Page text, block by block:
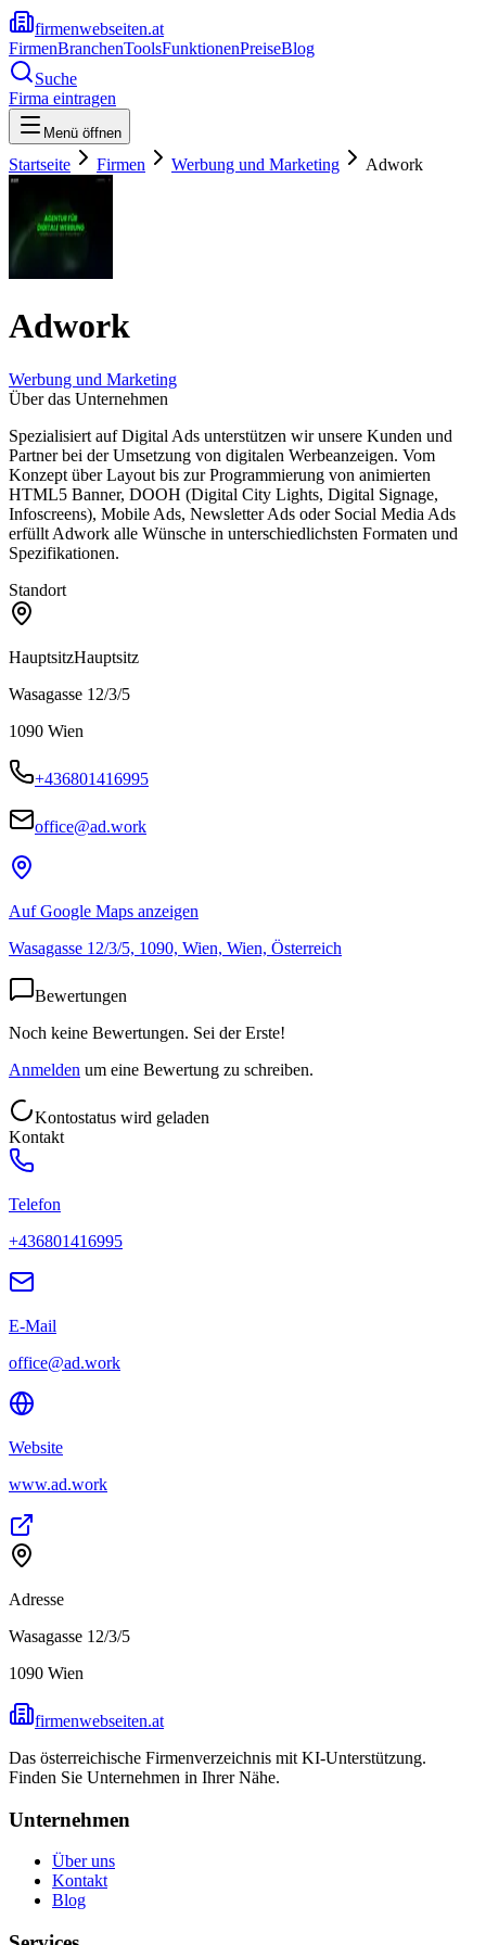
firmenwebseiten.at
FirmenBranchenToolsFunktionenPreiseBlog
Suche
Firma eintragen
Menü öffnen
Startseite Firmen Werbung und Marketing Adwork
Adwork
Werbung und Marketing
Über das Unternehmen
Spezialisiert auf Digital Ads unterstützen wir unsere Kunden und
Partner bei der Umsetzung von digitalen Werbeanzeigen. Vom
Konzept über Layout bis zur Programmierung von animierten
HTML5 Banner, DOOH (Digital City Lights, Digital Signage,
Infoscreens), Mobile Ads, Newsletter Ads oder Social Media Ads
erfüllt Adwork alle Wünsche in unterschiedlichsten Formaten und
Spezifikationen.
Standort
HauptsitzHauptsitz
Wasagasse 12/3/5
1090 Wien
+436801416995
office@ad.work
Auf Google Maps anzeigen
Wasagasse 12/3/5, 1090, Wien, Wien, Österreich
Bewertungen
Noch keine Bewertungen. Sei der Erste!
Anmelden um eine Bewertung zu schreiben.
Kontostatus wird geladen
Kontakt
Telefon
+436801416995
E-Mail
office@ad.work
Website
www.ad.work
Adresse
Wasagasse 12/3/5
1090 Wien
firmenwebseiten.at
Das österreichische Firmenverzeichnis mit KI-Unterstützung.
Finden Sie Unternehmen in Ihrer Nähe.
Unternehmen
Über uns
Kontakt
Blog